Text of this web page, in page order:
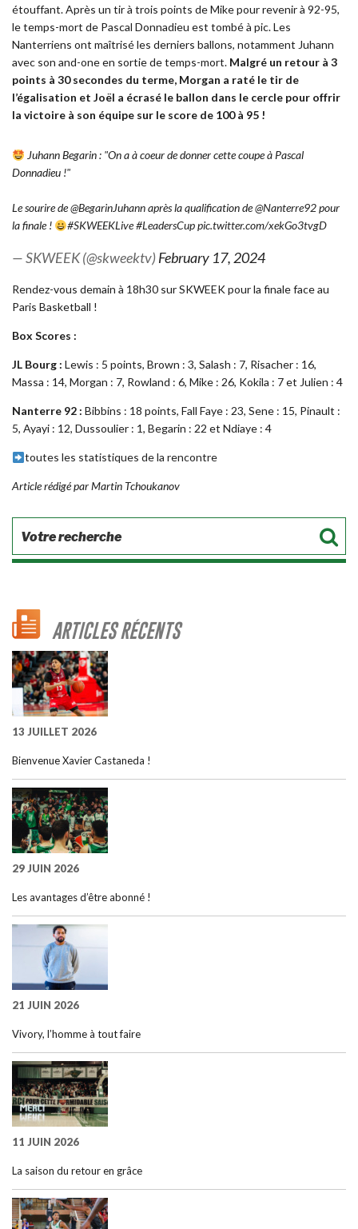
étouffant. Après un tir à trois points de Mike pour revenir à 92-95,
le temps-mort de Pascal Donnadieu est tombé à pic. Les
Nanterriens ont maîtrisé les derniers ballons, notamment Juhann
avec son and-one en sortie de temps-mort. Malgré un retour à 3
points à 30 secondes du terme, Morgan a raté le tir de
l’égalisation et Joël a écrasé le ballon dans le cercle pour offrir
la victoire à son équipe sur le score de 100 à 95 !
Juhann Begarin : "On a à coeur de donner cette coupe à Pascal
Donnadieu !"
Le sourire de@BegarinJuhannaprès la qualification de@Nanterre92pour
la finale !
#SKWEEKLive#LeadersCuppic.twitter.com/xekGo3tvgD
— SKWEEK (@skweektv)February 17, 2024
Rendez-vous demain à 18h30 sur SKWEEK pour la finale face au
Paris Basketball !
Box Scores :
JL Bourg : Lewis : 5 points, Brown : 3, Salash : 7, Risacher : 16,
Massa : 14, Morgan : 7, Rowland : 6, Mike : 26, Kokila : 7 et Julien : 4
Nanterre 92 : Bibbins : 18 points, Fall Faye : 23, Sene : 15, Pinault :
5, Ayayi : 12, Dussoulier : 1, Begarin : 22 et Ndiaye : 4
toutes les statistiques de la rencontre
Article rédigé par Martin Tchoukanov
ARTICLES RÉCENTS
13 JUILLET 2026
Bienvenue Xavier Castaneda !
29 JUIN 2026
Les avantages d’être abonné !
21 JUIN 2026
Vivory, l’homme à tout faire
11 JUIN 2026
La saison du retour en grâce